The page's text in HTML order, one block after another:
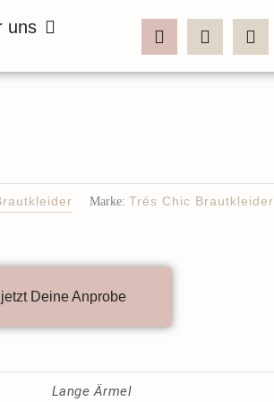
uns Öffne Über uns
Marke: Trés Chic Brautkleider
Deine Anprobe
Lange Ärmel